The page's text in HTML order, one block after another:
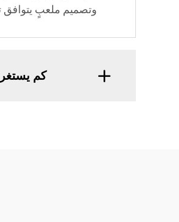
وتصميم ملعبٍ يتوافق
كم